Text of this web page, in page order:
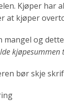
Kjøper har
at kjøper
mangel og
kjøpesummen
bør skje